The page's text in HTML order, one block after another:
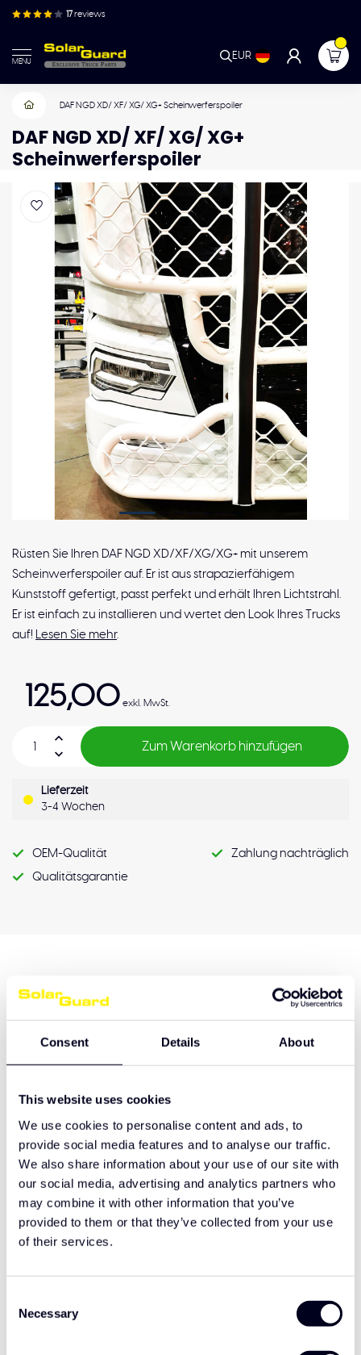
Consent Details About
This website uses cookies
We use cookies to personalise content and ads, to
provide social media features and to analyse our traffic.
We also share information about your use of our site with
our social media, advertising and analytics partners who
may combine it with other information that you’ve
provided to them or that they’ve collected from your use
of their services.
Selection
Necessary
17reviews
MENU
EUR
DAF NGD XD/ XF/ XG/ XG+ Scheinwerferspoiler
DAF NGD XD/ XF/ XG/ XG+
Scheinwerferspoiler
Rüsten Sie Ihren DAF NGD XD/XF/XG/XG+ mit unserem
Scheinwerferspoiler auf. Er ist aus strapazierfähigem
Kunststoff gefertigt, passt perfekt und erhält Ihren Lichtstrahl.
Er ist einfach zu installieren und wertet den Look Ihres Trucks
auf! Lesen Sie mehr.
125,00 exkl. MwSt.
Zum Warenkorb hinzufügen
Lieferzeit
3-4 Wochen
OEM-Qualität
Zahlung nachträglich
Qualitätsgarantie
of het product afhalen?
Neem contact op
Ergänzende Produkte
DAF NGD XF/XG/XG+
Sonnenblende
€545,00
DAF NGD XF/XG/XG+